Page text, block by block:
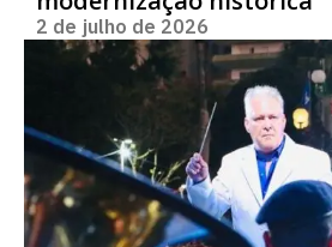
2 de julho de 2026